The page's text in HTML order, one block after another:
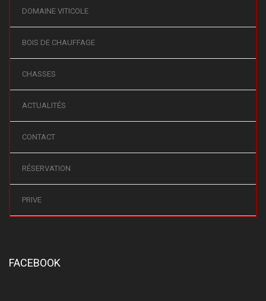
DOMAINE VITICOLE
BOIS DE CHAUFFAGE
CHASSES
ACTUALITÉS
CONTACT
RÉSERVATION
PRIVE
FACEBOOK